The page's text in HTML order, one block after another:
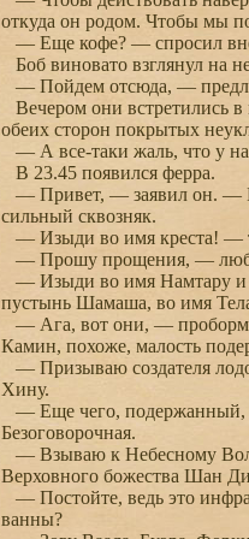
откуда он родом. Чтобы мы
— Еще кофе? — спросил
Боб виновато взглянул на
— Пойдем отсюда, —
Вечером они встретились в
обеих сторон покрытых
— А все-таки жаль, что у
В 23.45 появился ферра.
— Привет, — заявил он. —
сильный сквозняк.
— Изыди во имя креста! —
— Прошу прощения, —
— Изыди во имя Намтару и
пустынь Шамаша, во имя
— Ага, вот они, —
Камин, похоже, малость
— Призываю создателя
Хину.
— Еще чего, подержанный,
Безоговорочная.
— Взываю к Небесному
Верховного божества Шан
— Постойте, ведь это
ванны?